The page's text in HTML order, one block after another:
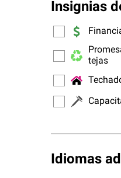
Insignias
tejas
Idiomas